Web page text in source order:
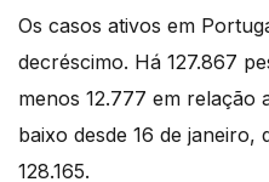
Os casos ativos em
decréscimo. Há 127.867
menos 12.777 em relação
baixo desde 16 de janeiro,
128.165.